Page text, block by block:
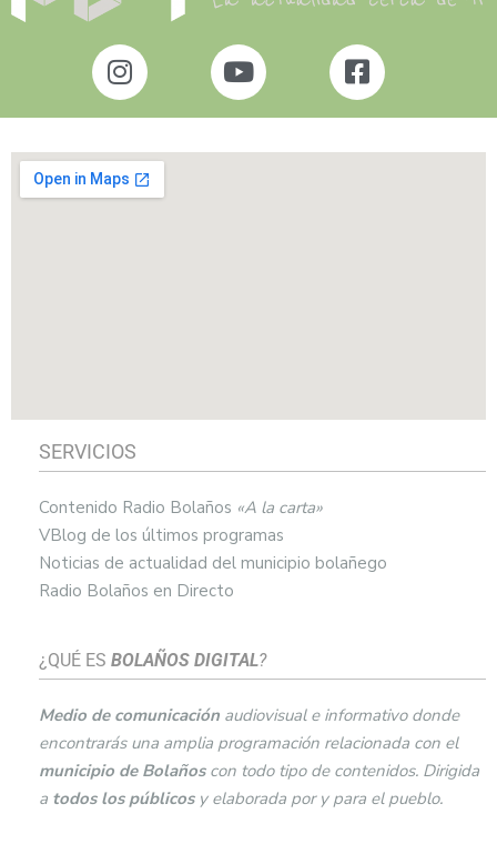
SERVICIOS
Contenido Radio Bolaños «A la carta»
VBlog de los últimos programas
Noticias de actualidad del municipio bolañego
Radio Bolaños en Directo
¿QUÉ ES BOLAÑOS DIGITAL?
Medio de comunicación audiovisual e informativo donde
encontrarás una amplia programación relacionada con el
municipio de Bolaños con todo tipo de contenidos. Dirigida
a todos los públicosy elaborada por y para el pueblo.